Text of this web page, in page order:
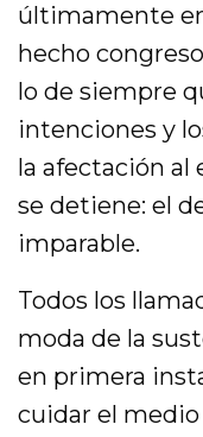
últimamente
hecho
lo de siempre
intenciones y
la afectación al
se detiene: el
imparable.
Todos los
moda de la
en primera
cuidar el